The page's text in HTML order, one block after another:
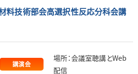
料技術部会高選択性反応分科会講
講演会
場所：会議室聴講とWeb
配信